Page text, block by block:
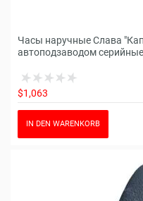
Часы наручные Слава
автоподзаводом
$1,063
IN DEN WARENKORB